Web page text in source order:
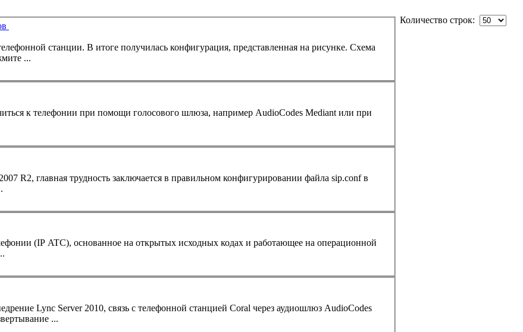
Количество строк:
на рисунке. Схема
...
R2, главная трудность заключается в правильном конфигурировании файла sip.conf в
Lync Server 2010, связь с телефонной станцией Coral через аудиошлюз AudioCodes
...